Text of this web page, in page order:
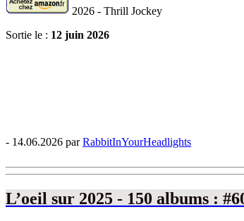
2026 - Thrill Jockey
Sortie le : 12 juin 2026
- 14.06.2026 parRabbitInYourHeadlights
L’oeil sur 2025 - 150 albums :